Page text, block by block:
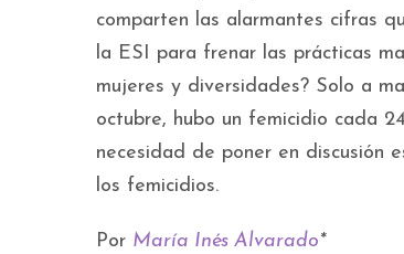
comparten las alarmantes cifras
la ESI para frenar las prácticas
mujeres y diversidades? Solo a
octubre, hubo un femicidio cada
necesidad de poner en discusión
los femicidios.
Por María Inés Alvarado*